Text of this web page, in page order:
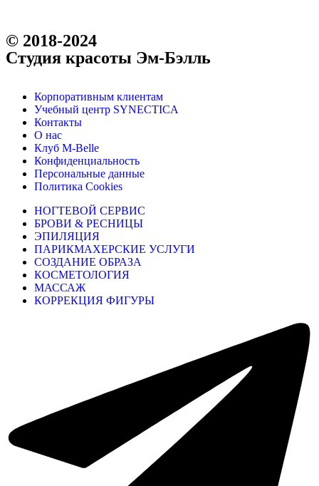
© 2018-2024
Студия красоты Эм-Бэлль
Корпоративным клиентам
Учебный центр SYNECTICA
Контакты
О нас
Клуб M-Belle
Конфиденциальность
Персональные данные
Политика Cookies
НОГТЕВОЙ СЕРВИС
БРОВИ & РЕСНИЦЫ
ЭПИЛЯЦИЯ
ПАРИКМАХЕРСКИЕ УСЛУГИ
СОЗДАНИЕ ОБРАЗА
КОСМЕТОЛОГИЯ
МАССАЖ
КОРРЕКЦИЯ ФИГУРЫ